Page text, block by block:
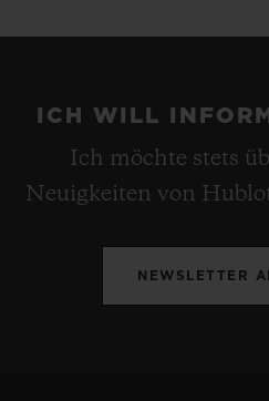
ICH WILL
Ich möchte stets
Neuigkeiten von
NEWSLETTER